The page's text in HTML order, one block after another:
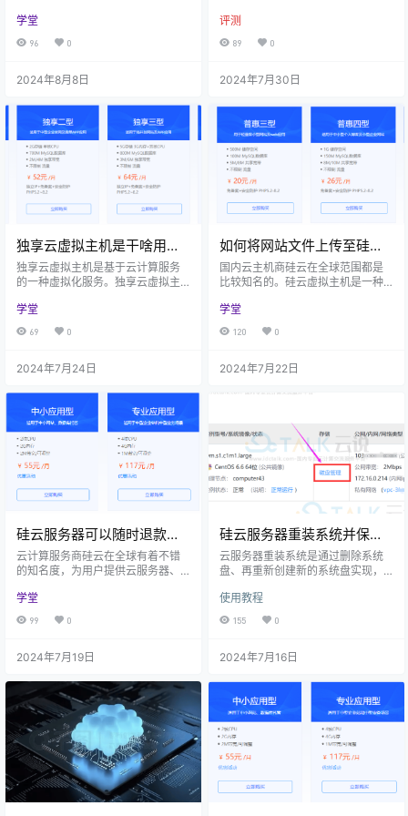
性、高可用性、弹性计算资源、易
于管理等多种优势。校园云服务器
用、教学应用等。 校园云服务器的
面： 1、资源共享 校园云服务器可
以支持资源的共享和再利用，避免
计算资源的浪费，提高资源利用
率。同时，校园云服务器还可以支
持虚拟机…
学堂
96 0
2024年8月8日
器因其灵活性和可扩展性，被广泛
应用于各行各业。很多朋友都很关
没有确切的答案，云服务器的价格
配置来决定的。 本文就来为大家推
荐几家常见的便宜的国内云服务
器，有需要的朋友一起来关注一
下！ 一、阿里云服务器 阿里云服务
器是一种…
评测
89 0
2024年7月30日
独享云虚拟主机是干啥用
的？独享云虚拟主机推荐
独享云虚拟主机是基于云计算服务
的一种虚拟化服务。独享云虚拟主
PU、‌内存、‌带宽等的虚拟主机类
型。独享云虚拟主机可以为用户提
发人员。下面就一起来详细地了解
设企业官网，保障官网的流畅访
问，提供安全的数据存储和传输服
务，更重要的是可以按照企业的需…
学堂
69 0
2024年7月24日
如何将网站文件上传至硅云
虚拟主机？
国内云主机商硅云在全球范围都是
比较知名的。硅云虚拟主机是一种
用户提供网站搭建服务。用户可以
使用硅云虚拟主机来搭建一个属于
主机，那么怎么上传呢？本文将为
硅云虚拟主机是有两种方法的。一
在线FTP上传，二是可通过FTP工具
软件连接云虚拟主机、通过FTP进…
学堂
120 0
2024年7月22日
硅云服务器可以随时退款
吗？
云计算服务商硅云在全球有着不错
的知名度，为用户提供云服务器、
公有云和混合云等服务。硅云致力
于为用户提供专业、实惠、易用的
硅云服务器是可以随时退款的。‌ 硅
户可以无忧试用硅云服务器。硅云
服务器为用户提供性价比超高的方
案，包括初创企业型、中小应用
型、专业应用型和深度进阶型，可
以满足用…
学堂
99 0
2024年7月19日
硅云服务器重装系统并保留
系统盘数据的操作方法
云服务器重装系统是通过删除系统
盘、再重新创建新的系统盘实现，
盘内数据无法恢复。那么如何在重
装系统时，保留原有系统盘数据，
家介绍一下硅云服务器重装系统并
进行系统盘备份。用户需要创建一
个系统盘的备份盘。 二、操作方法
1、登录硅云官网，进入控制台&g…
使用教程
155 0
2024年7月16日